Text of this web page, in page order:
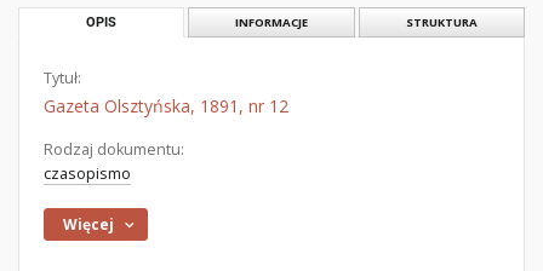
OPIS INFORMACJE STRUKTURA
Tytuł:
Gazeta Olsztyńska, 1891, nr 12
Rodzaj dokumentu:
czasopismo
Więcej